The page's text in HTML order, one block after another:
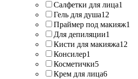
Салфетки для лица1
Гель для душа12
Праймер под макияж1
Для депиляции1
Кисти для макияжа12
Консилер1
Косметички5
Крем для лица6